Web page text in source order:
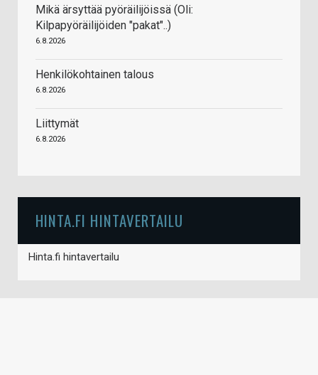
Mikä ärsyttää pyöräilijöissä (Oli:
Kilpapyöräilijöiden "pakat"..)
6.8.2026
Henkilökohtainen talous
6.8.2026
Liittymät
6.8.2026
HINTA.FI HINTAVERTAILU
Hinta.fi hintavertailu